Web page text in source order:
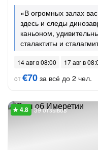
«В огромных залах
здесь и следы
каньоном,
сталактиты и
14 авг в 08:00
17 авг в
от€70 за всё до 2 чел.
39 отзывов